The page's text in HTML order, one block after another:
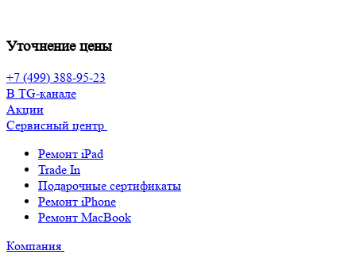
Уточнение цены
+7 (499) 388-95-23
В TG-канале
Акции
Сервисный центр
Ремонт iPad
Trade In
Подарочные сертификаты
Ремонт iPhone
Ремонт MacBook
Компания